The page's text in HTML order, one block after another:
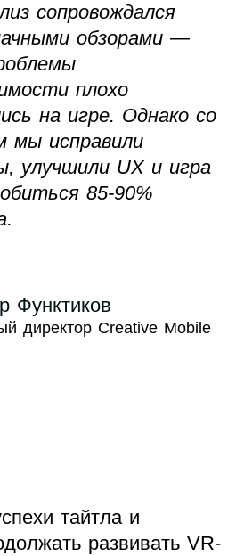
сопровождался
обзорами —
плохо
на игре. Однако со
мы исправили
улучшили UX и игра
85-90%
Функтиков
директор Creative Mobile
тайтла и
развивать VR-